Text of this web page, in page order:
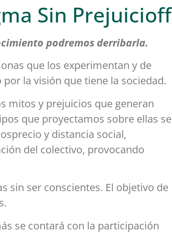
Sin Prejuicioff
podremos derribarla.
que los experimentan y de
la visión que tiene la sociedad.
mitos y prejuicios que generan
que proyectamos sobre ellas se
y distancia social,
del colectivo, provocando
sin ser conscientes. El objetivo de
se contará con la participación